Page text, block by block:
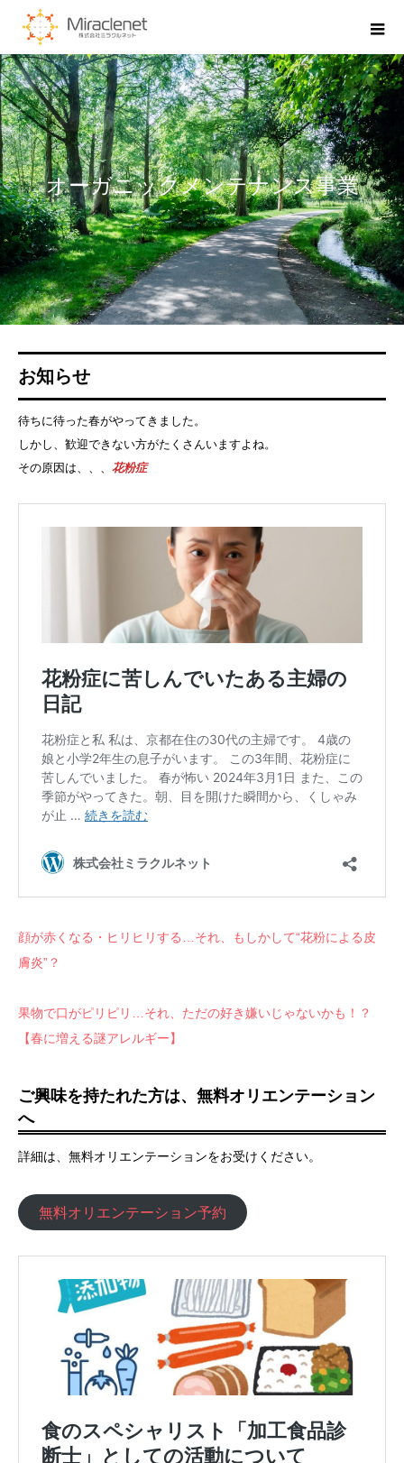
オーガニックメンテナンス事業
お知らせ
待ちに待った春がやってきました。
しかし、歓迎できない方がたくさんいますよね。
その原因は、、、 花粉症
顔が赤くなる・ヒリヒリする…それ、もしかして“花粉による皮
膚炎”？
果物で口がピリピリ…それ、ただの好き嫌いじゃないかも！？
【春に増える謎アレルギー】
ご興味を持たれた方は、無料オリエンテーション
へ
詳細は、無料オリエンテーションをお受けください。
無料オリエンテーション予約